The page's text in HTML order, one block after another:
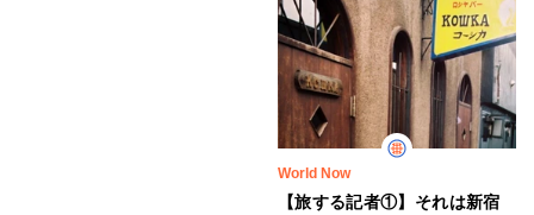
World Now
【旅する記者①】それは新宿